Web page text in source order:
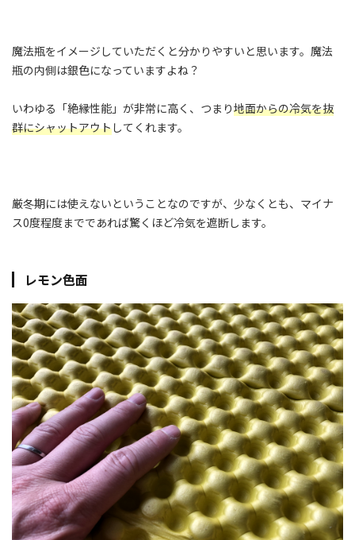
魔法瓶をイメージしていただくと分かりやすいと思います。魔法
瓶の内側は銀色になっていますよね？
いわゆる「絶縁性能」が非常に高く、つまり地面からの冷気を抜
群にシャットアウトしてくれます。
厳冬期には使えないということなのですが、少なくとも、マイナ
ス0度程度までであれば驚くほど冷気を遮断します。
レモン色面